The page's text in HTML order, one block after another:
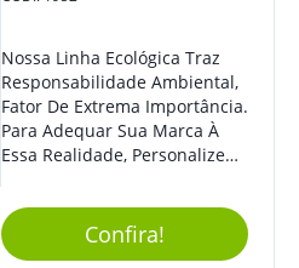
Nossa Linha Ecológica Traz
Responsabilidade Ambiental,
Fator De Extrema Importância.
Para Adequar Sua Marca À
Essa Realidade, Personalize
Anotações Com Post-It E
Caneta. Elaborado A Partir De
Material Reciclado, O Brinde
Confira!